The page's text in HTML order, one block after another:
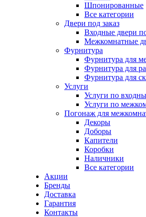
Шпонированные
Все категории
Двери под заказ
Входные двери
Межкомнатные
Фурнитура
Фурнитура для
Фурнитура для
Фурнитура для
Услуги
Услуги по
Услуги по
Погонаж для
Декоры
Доборы
Капители
Коробки
Наличники
Все категории
Акции
Бренды
Доставка
Гарантия
Контакты